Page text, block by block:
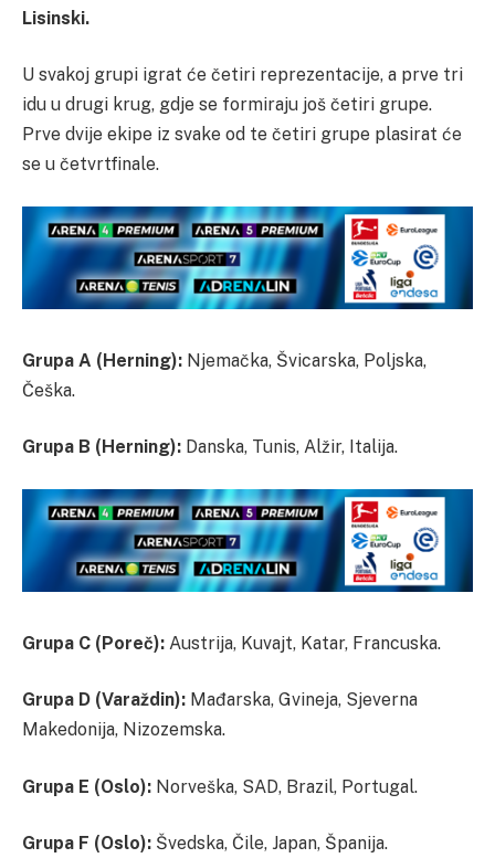
Lisinski.
U svakoj grupi igrat će četiri reprezentacije, a prve tri
idu u drugi krug, gdje se formiraju još četiri grupe.
Prve dvije ekipe iz svake od te četiri grupe plasirat će
se u četvrtfinale.
Grupa A (Herning): Njemačka, Švicarska, Poljska,
Češka.
Grupa B (Herning): Danska, Tunis, Alžir, Italija.
Grupa C (Poreč): Austrija, Kuvajt, Katar, Francuska.
Grupa D (Varaždin): Mađarska, Gvineja, Sjeverna
Makedonija, Nizozemska.
Grupa E (Oslo): Norveška, SAD, Brazil, Portugal.
Grupa F (Oslo): Švedska, Čile, Japan, Španija.